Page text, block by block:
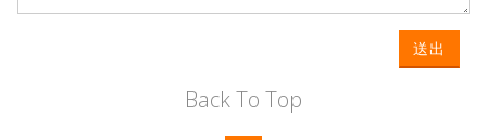
送出
Back To Top